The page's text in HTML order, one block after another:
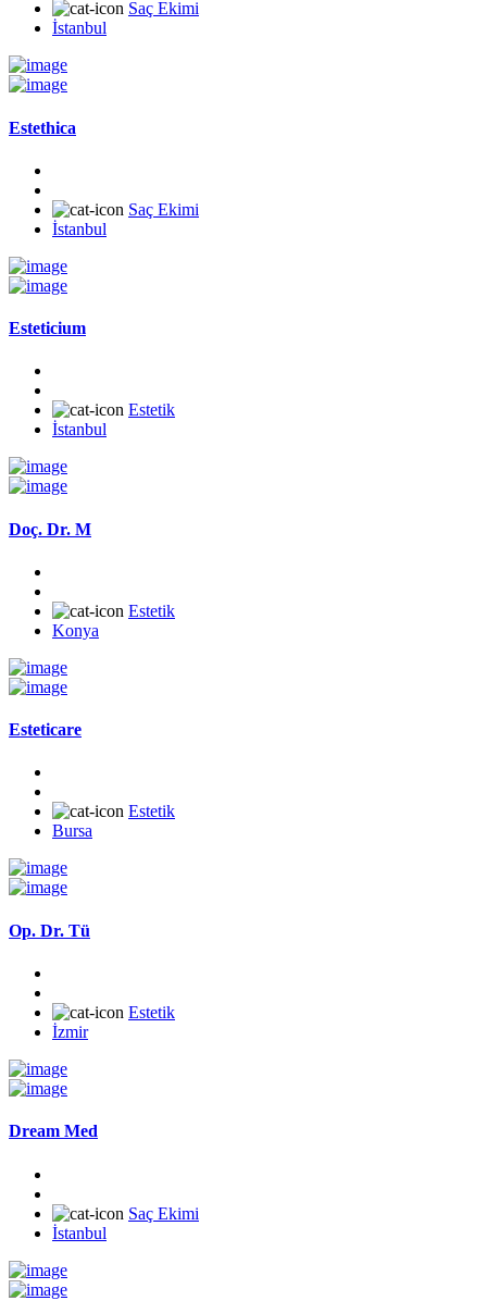
Saç Ekimi
İstanbul
Estethica
Saç Ekimi
İstanbul
Esteticium
Estetik
İstanbul
Doç. Dr. M
Estetik
Konya
Esteticare
Estetik
Bursa
Op. Dr. Tü
Estetik
İzmir
Dream Med
Saç Ekimi
İstanbul